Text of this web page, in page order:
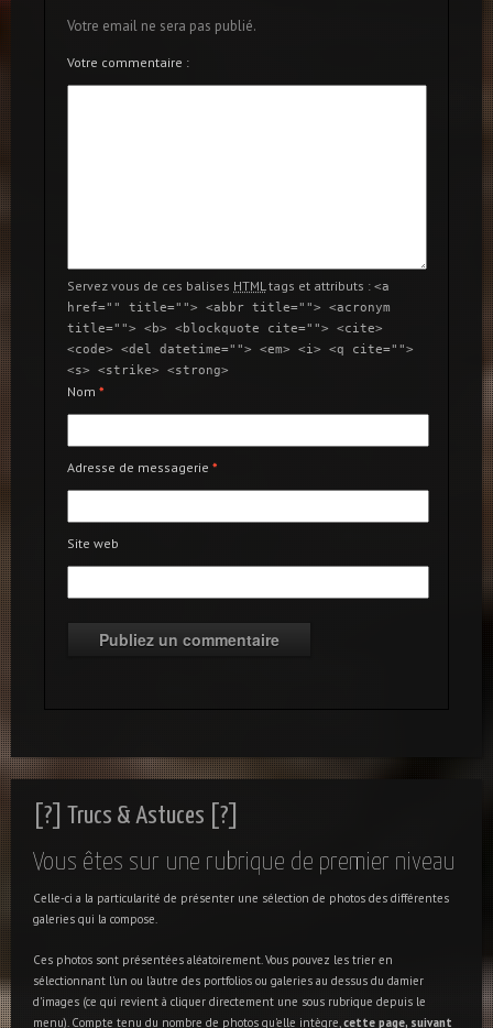
Votre email ne sera pas publié.
Votre commentaire :
Servez vous de ces balises HTML tags et attributs : <a
href="" title=""> <abbr title=""> <acronym
title=""> <b> <blockquote cite=""> <cite>
<code> <del datetime=""> <em> <i> <q cite="">
<s> <strike> <strong>
Nom *
Adresse de messagerie *
Site web
[?] Trucs & Astuces [?]
Vous êtes sur une rubrique de premier niveau
Celle-ci a la particularité de présenter une sélection de photos des différentes
galeries qui la compose.
Ces photos sont présentées aléatoirement. Vous pouvez les trier en
sélectionnant l'un ou l'autre des portfolios ou galeries au dessus du damier
d'images (ce qui revient à cliquer directement une sous rubrique depuis le
menu). Compte tenu du nombre de photos qu'elle intègre,cette page, suivant